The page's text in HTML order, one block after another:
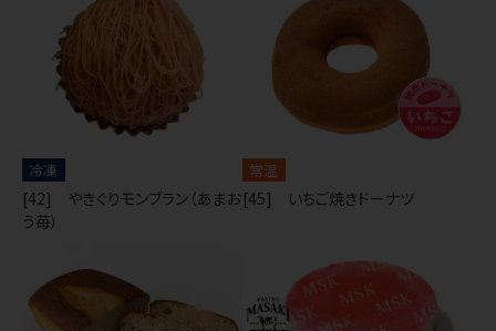
冷凍
[42] やきぐりモンブラン（あまお
う苺）
常温
[45] いちご焼きドーナツ